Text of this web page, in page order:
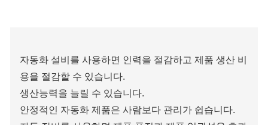
자동화 설비를 사용하면 인력을 절감하고 제품 생산 비
용을 절감할 수 있습니다.
생산능력을 늘릴 수 있습니다.
안정적인 자동화 제품은 사람보다 관리가 쉽습니다.